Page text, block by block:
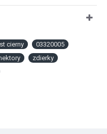
cierny
03320005
zdierky